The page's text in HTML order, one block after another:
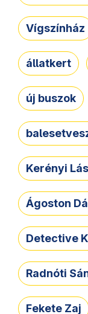
Vígszínház
állatkert
új buszok
Kerényi
Ágoston
Detective
Radnóti
Fekete Zaj